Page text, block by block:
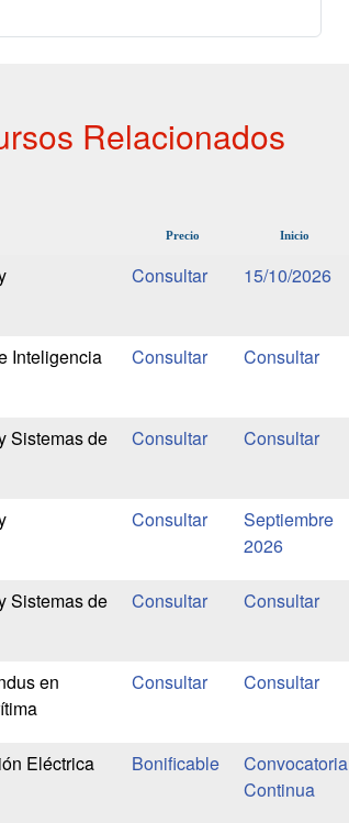
Relacionados
Precio Inicio
15/10/2026
Inteligencia
Sistemas de
Septiembre
2026
Sistemas de
en
Eléctrica
Bonificable
Convocatoria
Continua